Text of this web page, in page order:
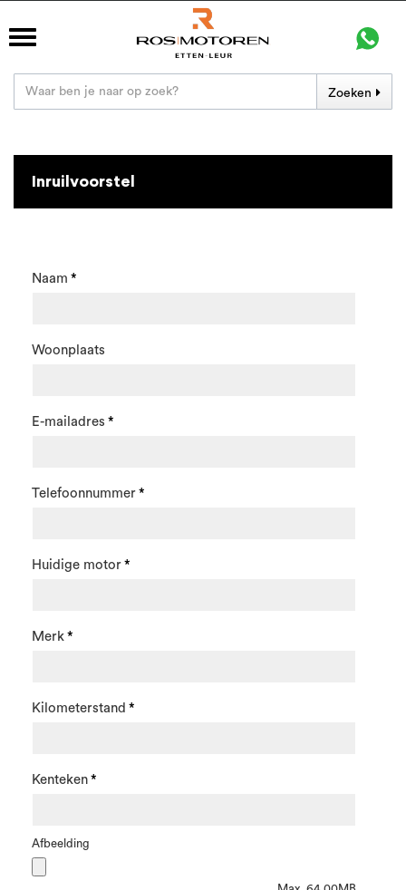
Zoeken
Inruilvoorstel
Naam
Woonplaats
E-mailadres
Telefoonnummer
Huidige motor
Merk
Kilometerstand
Kenteken
Afbeelding